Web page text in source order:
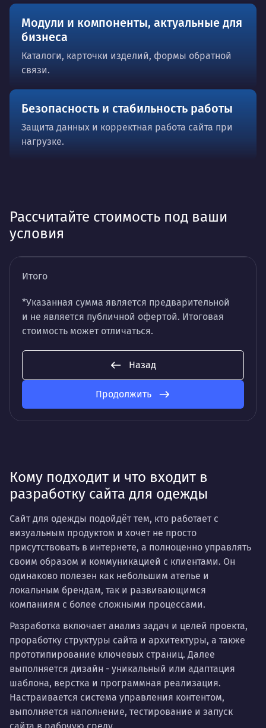
Модули и компоненты, актуальные для
бизнеса
Каталоги, карточки изделий, формы обратной
связи.
Безопасность и стабильность работы
Защита данных и корректная работа сайта при
нагрузке.
Рассчитайте стоимость под ваши
условия
Итого
*Указанная сумма является предварительной
и не является публичной офертой. Итоговая
стоимость может отличаться.
Назад
Продолжить
Кому подходит и что входит в
разработку сайта для одежды
Сайт для одежды подойдёт тем, кто работает с
визуальным продуктом и хочет не просто
присутствовать в интернете, а полноценно управлять
своим образом и коммуникацией с клиентами. Он
одинаково полезен как небольшим ателье и
локальным брендам, так и развивающимся
компаниям с более сложными процессами.
Разработка включает анализ задач и целей проекта,
проработку структуры сайта и архитектуры, а также
прототипирование ключевых страниц. Далее
выполняется дизайн - уникальный или адаптация
шаблона, верстка и программная реализация.
Настраивается система управления контентом,
выполняется наполнение, тестирование и запуск
сайта в рабочую среду.